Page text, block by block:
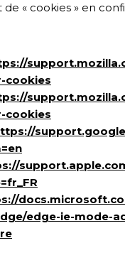
de « cookies » en
cookies
cookies
edge-ie-mode-